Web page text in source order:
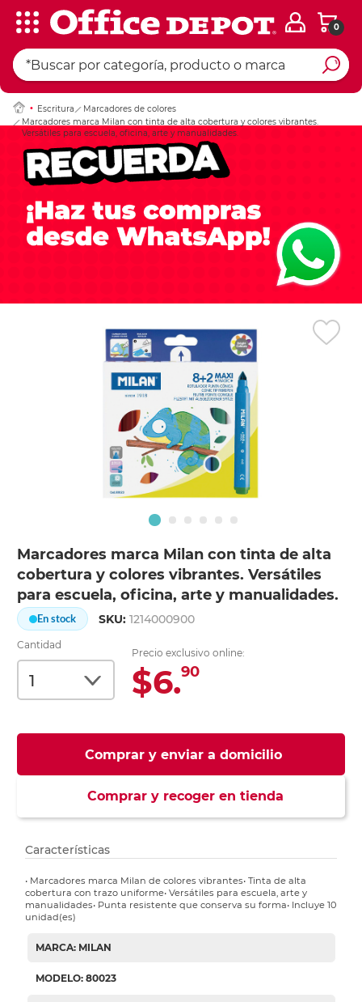
0
Escritura
Marcadores de colores
Marcadores marca Milan con tinta de alta cobertura y colores vibrantes.
Versátiles para escuela, oficina, arte y manualidades.
Marcadores marca Milan con tinta de alta
cobertura y colores vibrantes. Versátiles
para escuela, oficina, arte y manualidades.
En stock SKU:1214000900
Cantidad
Precio exclusivo online:
$6.90
Comprar y enviar a domicilio
Comprar y recoger en tienda
Ingresar Codigo
Características
• Marcadores marca Milan de colores vibrantes• Tinta de alta
cobertura con trazo uniforme• Versátiles para escuela, arte y
manualidades• Punta resistente que conserva su forma• Incluye 10
unidad(es)
MARCA: MILAN
MODELO: 80023